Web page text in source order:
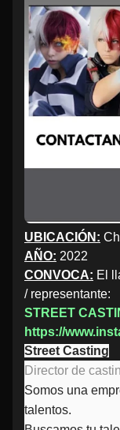
UBICACIÓN:
AÑO: 2022
CONVOCA: El
/ representante:
STREET
https://
Street Casting
Director de
Somos una
talentos.